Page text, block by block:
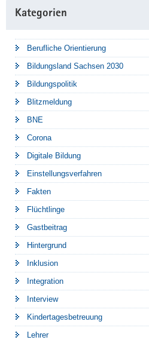
Kategorien
Berufliche Orientierung
Bildungsland Sachsen 2030
Bildungspolitik
Blitzmeldung
BNE
Corona
Digitale Bildung
Einstellungsverfahren
Fakten
Flüchtlinge
Gastbeitrag
Hintergrund
Inklusion
Integration
Interview
Kindertagesbetreuung
Lehrer